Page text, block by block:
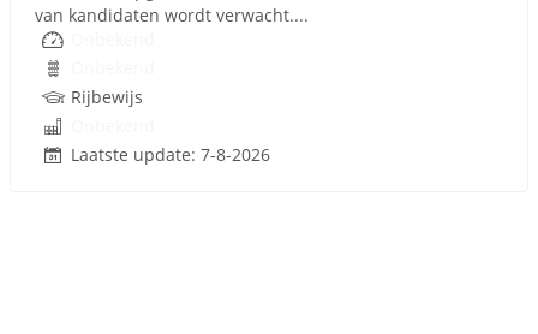
van kandidaten wordt verwacht....
Rijbewijs
Laatste update: 7-8-2026